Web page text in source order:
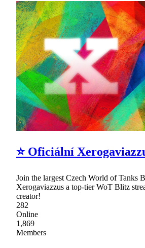
⭐ Oficiální
Join the largest Czech World of Tanks
Xerogaviazzus a top-tier WoT Blitz
creator!
282
Online
1,869
Members